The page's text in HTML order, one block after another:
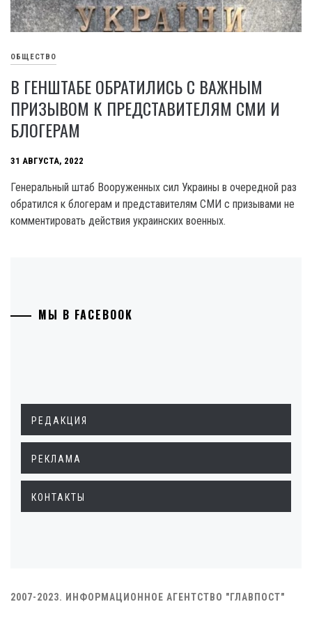
ОБЩЕСТВО
В ГЕНШТАБЕ ОБРАТИЛИСЬ С ВАЖНЫМ
ПРИЗЫВОМ К ПРЕДСТАВИТЕЛЯМ СМИ И
БЛОГЕРАМ
31 АВГУСТА, 2022
Генеральный штаб Вооруженных сил Украины в очередной раз
обратился к блогерам и представителям СМИ с призывами не
комментировать действия украинских военных.
МЫ В FACEBOOK
РЕДАКЦИЯ
РЕКЛАМА
КОНТАКТЫ
2007-2023. ИНФОРМАЦИОННОЕ АГЕНТСТВО "ГЛАВПОСТ"